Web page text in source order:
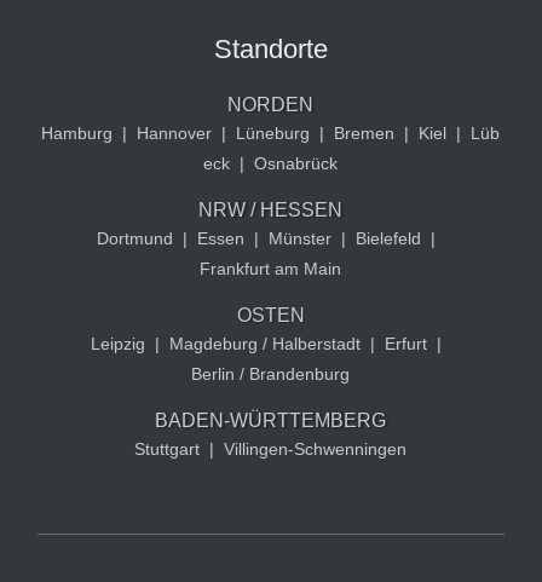
Standorte
NORDEN
Hamburg | Hannover | Lüneburg | Bremen | Kiel |
Lüb
eck | Osnabrück
NRW / HESSEN
Dortmund | Essen | Münster | Bielefeld
|
Frankfurt am Main
OSTEN
Leipzig | Magdeburg / Halberstadt | Erfurt |
Berlin / Brandenburg
BADEN-WÜRTTEMBERG
Stuttgart | Villingen-Schwenningen